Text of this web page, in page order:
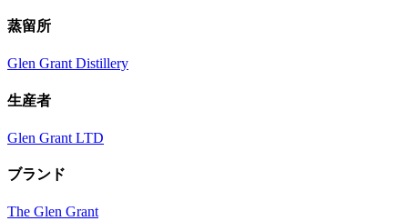
蒸留所
Glen Grant Distillery
生産者
Glen Grant LTD
ブランド
The Glen Grant